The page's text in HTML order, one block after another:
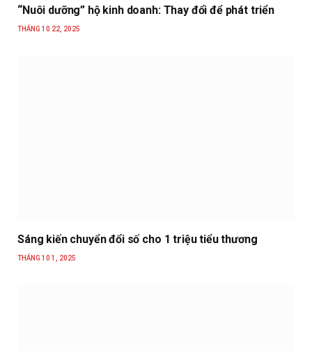
“Nuôi dưỡng” hộ kinh doanh: Thay đổi để phát triển
THÁNG 10 22, 2025
Sáng kiến chuyển đổi số cho 1 triệu tiểu thương
THÁNG 10 1, 2025